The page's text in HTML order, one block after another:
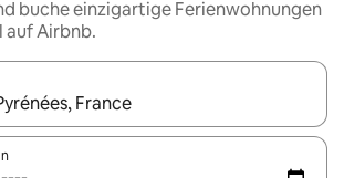
buche einzigartige Ferienwohnungen
auf Airbnb.
verfügbar sind, navigiere mit den